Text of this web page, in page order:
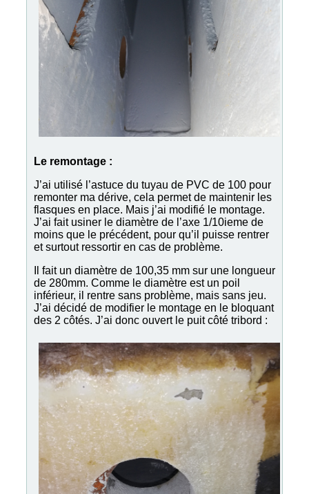
Le remontage :
J’ai utilisé l’astuce du tuyau de PVC de 100 pour
remonter ma dérive, cela permet de maintenir les
flasques en place. Mais j’ai modifié le montage.
J’ai fait usiner le diamètre de l’axe 1/10ieme de
moins que le précédent, pour qu’il puisse rentrer
et surtout ressortir en cas de problème.
Il fait un diamètre de 100,35 mm sur une longueur
de 280mm. Comme le diamètre est un poil
inférieur, il rentre sans problème, mais sans jeu.
J’ai décidé de modifier le montage en le bloquant
des 2 côtés. J’ai donc ouvert le puit côté tribord :